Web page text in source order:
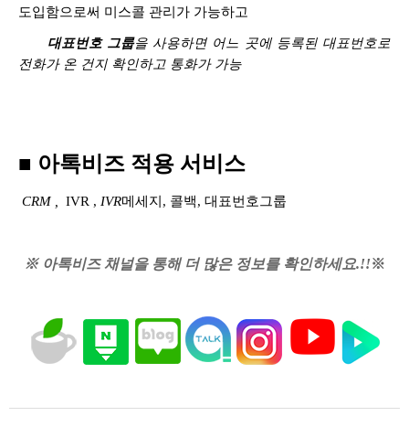
도입함으로써 미스콜 관리가 가능하고
대표번호 그룹을 사용하면 어느 곳에 등록된 대표번호로
전화가 온 건지 확인하고 통화가 가능
■ 아톡비즈 적용 서비스
CRM , IVR , IVR메세지, 콜백, 대표번호그룹
※ 아톡비즈 채널을 통해 더 많은 정보를 확인하세요.!!※